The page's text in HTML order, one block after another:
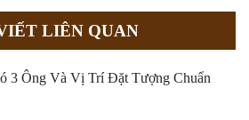
LIÊN QUAN
3 Ông Và Vị Trí Đặt Tượng Chuẩn